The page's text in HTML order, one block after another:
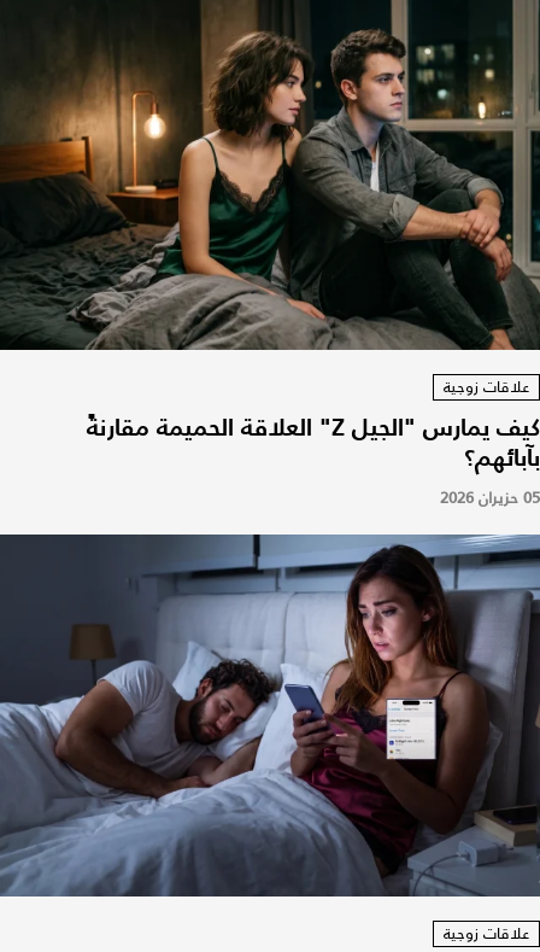
علاقات زوجية
كيف يمارس "الجيل Z" العلاقة الحميمة مقارنةً
بآبائهم؟
05 حزيران 2026
علاقات زوجية